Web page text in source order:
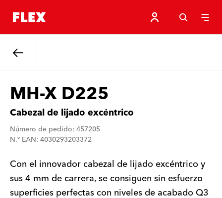
MH-X D225
Cabezal de lijado excéntrico
Número de pedido: 457205
N.º EAN: 4030293203372
Con el innovador cabezal de lijado excéntrico y
sus 4 mm de carrera, se consiguen sin esfuerzo
superficies perfectas con niveles de acabado Q3